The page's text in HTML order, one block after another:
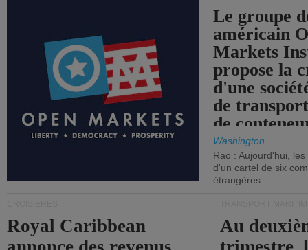
Le groupe
américain
Markets
propose la
d'une
de
de
Washington
Rao : Aujourd'hui,
d'un cartel de six
étrangères.
Royal Caribbean
Au